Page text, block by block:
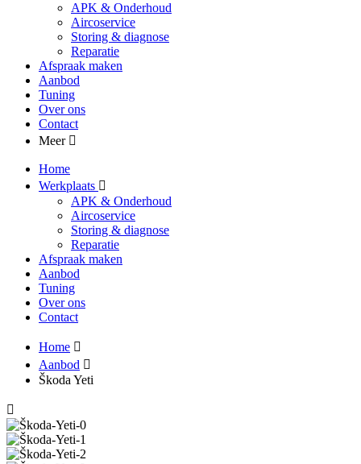
APK & Onderhoud
Aircoservice
Storing & diagnose
Reparatie
Afspraak maken
Aanbod
Tuning
Over ons
Contact
Meer
Home
Werkplaats
APK & Onderhoud
Aircoservice
Storing & diagnose
Reparatie
Afspraak maken
Aanbod
Tuning
Over ons
Contact
Home
Aanbod
Škoda Yeti